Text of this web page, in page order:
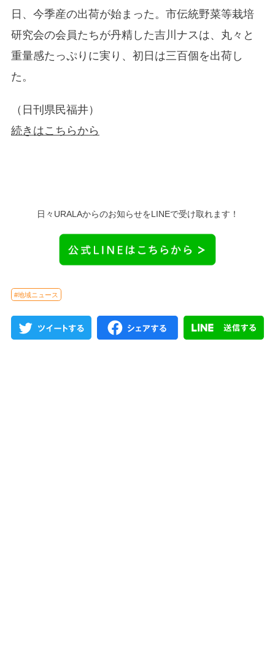
日、今季産の出荷が始まった。市伝統野菜等栽培
研究会の会員たちが丹精した吉川ナスは、丸々と
重量感たっぷりに実り、初日は三百個を出荷し
た。
（日刊県民福井）
続きはこちらから
日々URALAからのお知らせをLINEで受け取れます！
#地域ニュース